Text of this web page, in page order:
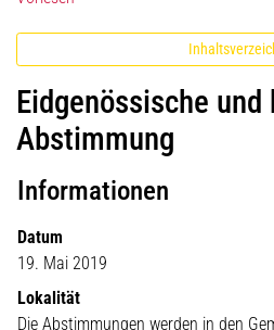
Eidgenössische
Abstimmung
Informationen
Datum
19. Mai 2019
Lokalität
Die Abstimmungen werden in den